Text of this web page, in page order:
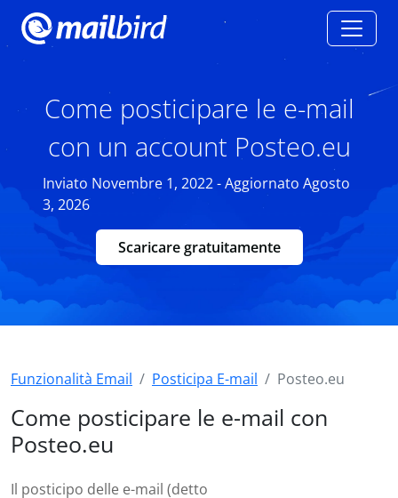
Come posticipare le e-mail
con un account Posteo.eu
Inviato Novembre 1, 2022 - Aggiornato Agosto
3, 2026
Scaricare gratuitamente
Funzionalità Email Posticipa E-mail Posteo.eu
Come posticipare le e-mail con
Posteo.eu
Il posticipo delle e-mail (detto